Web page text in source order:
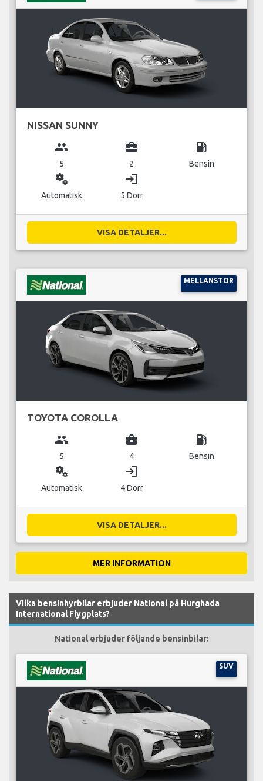
NISSAN SUNNY
group
5
business_center
2
local_gas_station
Bensin
miscellaneous_services
Automatisk
login
5 Dörr
VISA DETALJER...
MELLANSTOR
TOYOTA COROLLA
group
5
business_center
4
local_gas_station
Bensin
miscellaneous_services
Automatisk
login
4 Dörr
VISA DETALJER...
MER INFORMATION
Vilka bensinhyrbilar erbjuder National på Hurghada
International Flygplats?
National erbjuder följande bensinbilar:
SUV